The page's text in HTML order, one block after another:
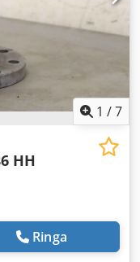
1 /7
HH
Ringa